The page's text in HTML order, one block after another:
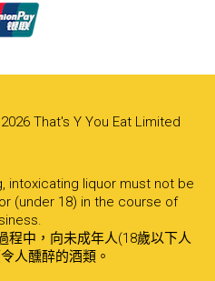
That's Y You Eat Limited
intoxicating liquor must not be
(under 18) in the course of
程中，向未成年人(18歲以下人
人醺醉的酒類。